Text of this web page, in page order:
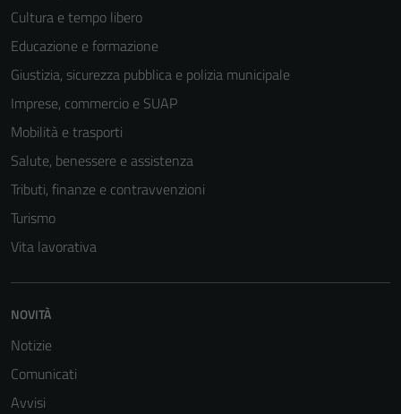
Cultura e tempo libero
Educazione e formazione
Giustizia, sicurezza pubblica e polizia municipale
Imprese, commercio e SUAP
Mobilità e trasporti
Salute, benessere e assistenza
Tributi, finanze e contravvenzioni
Turismo
Vita lavorativa
NOVITÀ
Notizie
Comunicati
Avvisi